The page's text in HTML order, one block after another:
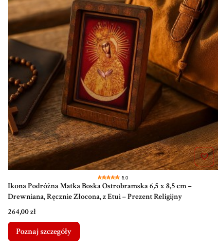
5.0
Ikona Podróżna Matka Boska Ostrobramska 6,5 x 8,5 cm –
Drewniana, Ręcznie Złocona, z Etui – Prezent Religijny
Cena
264,00 zł
Poznaj szczegóły